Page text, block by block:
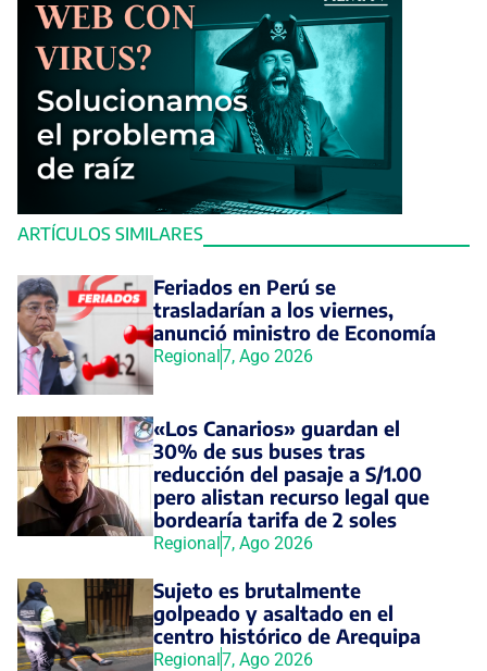
ARTÍCULOS SIMILARES
Feriados en Perú se
trasladarían a los viernes,
anunció ministro de Economía
Regional7, Ago 2026
«Los Canarios» guardan el
30% de sus buses tras
reducción del pasaje a S/1.00
pero alistan recurso legal que
bordearía tarifa de 2 soles
Regional7, Ago 2026
Sujeto es brutalmente
golpeado y asaltado en el
centro histórico de Arequipa
Regional7, Ago 2026